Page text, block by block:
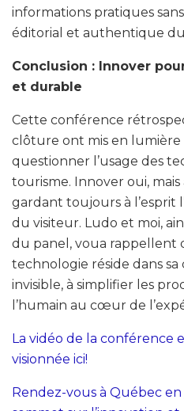
informations pratiques
éditorial et authentique du
Conclusion : Innover
et durable
Cette conférence
clôture ont mis en lumière
questionner l’usage des
tourisme. Innover oui,
gardant toujours à l’esprit
du visiteur. Ludo et moi,
du panel, voua rappellent
technologie réside dans sa
invisible, à simplifier les
l’humain au cœur de
La vidéo de la conférence
visionnée ici!
Rendez-vous à Québec